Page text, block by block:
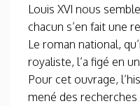
Louis XVI nous
chacun s’en fait une
Le roman national,
royaliste, l’a figé en
Pour cet ouvrage,
mené des recherches